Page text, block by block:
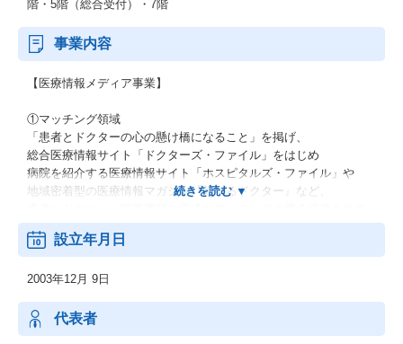
階・5階（総合受付）・7階
事業内容
【医療情報メディア事業】
①マッチング領域
「患者とドクターの心の懸け橋になること」を掲げ、
総合医療情報サイト「ドクターズ・ファイル」をはじめ
病院を紹介する医療情報サイト「ホスピタルズ・ファイル」や
地域密着型の医療情報マガジン『頼れるドクター』など、
したメディア事業展開をしています。
医療現場の業務プロセスや医療サービスの変革を目指し、
クリニック専用 情報共有アプリ「メディパシー」や
予約/患者管理システム「レジタス」、
オールインワンのキャッシュレス端末の導入サポートなどのサー
設立年月日
2003年12月 9日
代表者